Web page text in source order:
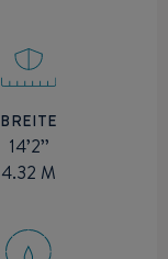
BREITE
14’2’’
4.32 M